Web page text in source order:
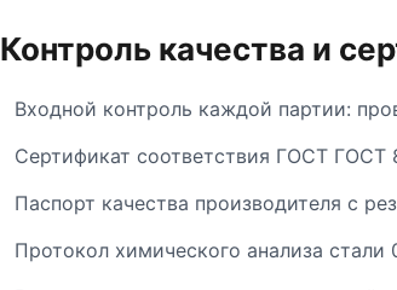
Контроль качества и
Входной контроль каждой партии:
Сертификат соответствия ГОСТ ГОСТ
Паспорт качества производителя с
Протокол химического анализа